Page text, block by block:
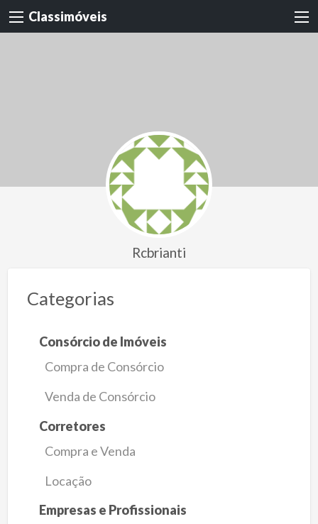
Classimóveis
Rcbrianti
Categorias
Consórcio de Imóveis
Compra de Consórcio
Venda de Consórcio
Corretores
Compra e Venda
Locação
Empresas e Profissionais